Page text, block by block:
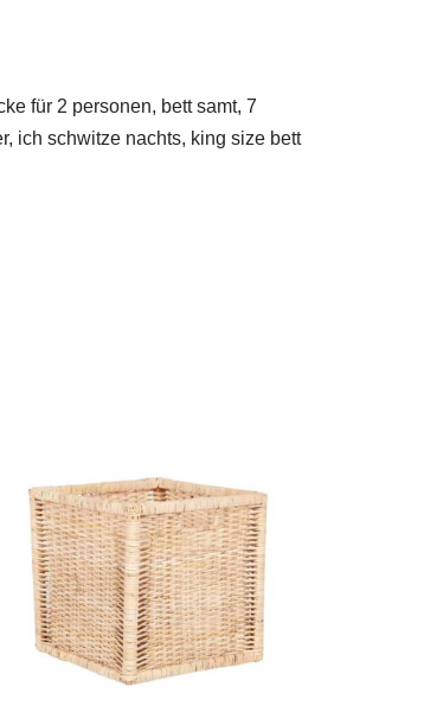
für 2 personen, bett samt, 7
ich schwitze nachts, king size bett